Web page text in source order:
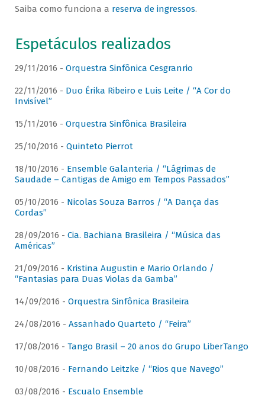
Saiba como funciona a reserva de ingressos.
Espetáculos realizados
29/11/2016 - Orquestra Sinfônica Cesgranrio
22/11/2016 - Duo Érika Ribeiro e Luis Leite / “A Cor do
Invisível”
15/11/2016 - Orquestra Sinfônica Brasileira
25/10/2016 - Quinteto Pierrot
18/10/2016 - Ensemble Galanteria / “Lágrimas de
Saudade – Cantigas de Amigo em Tempos Passados”
05/10/2016 - Nicolas Souza Barros / “A Dança das
Cordas”
28/09/2016 - Cia. Bachiana Brasileira / “Música das
Américas”
21/09/2016 - Kristina Augustin e Mario Orlando /
“Fantasias para Duas Violas da Gamba”
14/09/2016 - Orquestra Sinfônica Brasileira
24/08/2016 - Assanhado Quarteto / “Feira”
17/08/2016 - Tango Brasil – 20 anos do Grupo LiberTango
10/08/2016 - Fernando Leitzke / “Rios que Navego”
03/08/2016 - Escualo Ensemble